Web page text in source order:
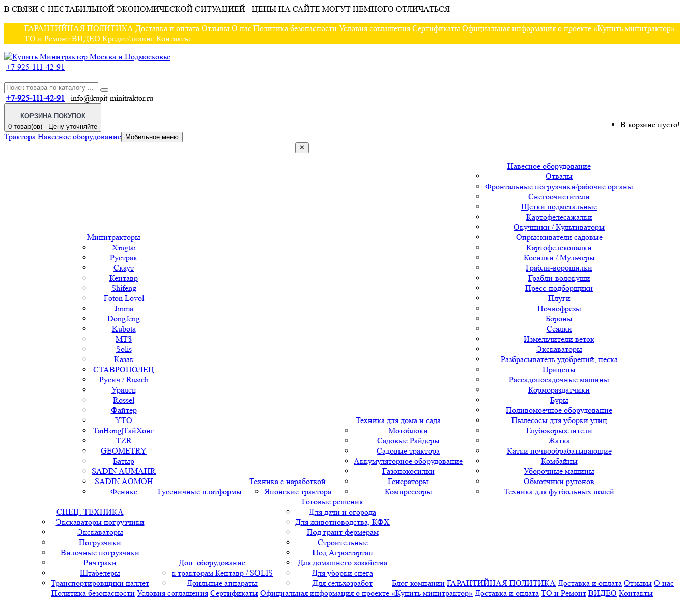
В СВЯЗИ С НЕСТАБИЛЬНОЙ ЭКОНОМИЧЕСКОЙ СИТУАЦИЕЙ - ЦЕНЫ НА САЙТЕ МОГУТ НЕМНОГО ОТЛИЧАТЬСЯ
ГАРАНТИЙНАЯ ПОЛИТИКА Доставка и оплата Отзывы О нас Политика безопасности Условия соглашения Сертификаты Официальная информация о проекте «Купить минитрактор»
ТО и Ремонт ВИДЕО Кредит/лизинг Контакты
+7-925-111-42-91
+7-925-111-42-91 info@kupit-minitraktor.ru
КОРЗИНА ПОКУПОК
0 товар(ов) - Цену уточняйте
В корзине пусто!
Трактора Навесное оборудование
Мобильное меню
✕
Минитракторы
Xingtai
Рустрак
Скаут
Кентавр
Shifeng
Foton Lovol
Jinma
Dongfeng
Kubota
МТЗ
Solis
Казак
СТАВРОПОЛЕЦ
Русич / Rusich
Уралец
Rossel
Файтер
YTO
TaiHong|ТайХонг
TZR
GEOMETRY
Батыр
SADIN AUMAHR
SADIN AOMOH
Феникс
Гусеничные платформы
Техника с наработкой
Японские трактора
Техника для дома и сада
Мотоблоки
Садовые Райдеры
Садовые трактора
Аккумуляторное оборудование
Газонокосилки
Генераторы
Компрессоры
Навесное оборудование
Отвалы
Фронтальные погрузчики/рабочие органы
Снегоочистители
Щётки подметальные
Картофелесажалки
Окучники / Культиваторы
Опрыскиватели садовые
Картофелекопалки
Косилки / Мульчеры
Грабли-ворошилки
Грабли-волокуши
Пресс-подборщики
Плуги
Почвофрезы
Бороны
Сеялки
Измельчители веток
Экскаваторы
Разбрасыватель удобрений, песка
Прицепы
Рассадопосадочные машины
Кормораздатчики
Буры
Поливомоечное оборудование
Пылесосы для уборки улиц
Глубокорыхлители
Жатка
Катки почвообрабатывающие
Комбайны
Уборочные машины
Обмотчики рулонов
Техника для футбольных полей
СПЕЦ. ТЕХНИКА
Экскаваторы погрузчики
Экскаваторы
Погрузчики
Вилочные погрузчики
Ричтраки
Штабелеры
Транспортировщики паллет
Доп. оборудование
к тракторам Кентавр / SOLIS
Доильные аппараты
Готовые решения
Для дачи и огорода
Для животноводства, КФХ
Под грант фермерам
Строительные
Под Агростартап
Для домашнего хозяйства
Для уборки снега
Для сельхозработ
Блог компании ГАРАНТИЙНАЯ ПОЛИТИКА Доставка и оплата Отзывы О нас
Политика безопасности Условия соглашения Сертификаты Официальная информация о проекте «Купить минитрактор» Доставка и оплата ТО и Ремонт ВИДЕО Контакты